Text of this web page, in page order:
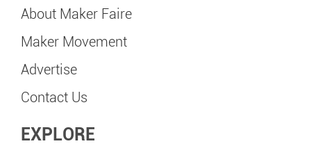
About Maker Faire
Maker Movement
Advertise
Contact Us
EXPLORE